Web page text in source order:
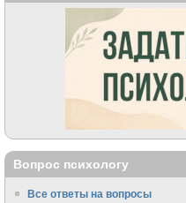
Вопрос психологу
Все ответы на вопросы